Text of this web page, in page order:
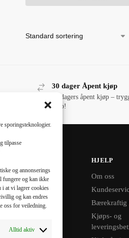
sporingsteknologier.
tilpasse
og annonserings
fungere og kan ikke
i at vi lagrer cookies
og kan endres
oss for veiledning.
Alltid aktiv
30 dager Åpent kjøp
30 dagers åpent kjøp –
kjøp!
16 Pro Max
16 Pro
16
HJELP
Om oss
Kjøps- og